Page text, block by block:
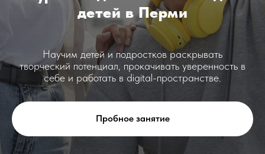
детей в Перми
Научим детей и подростков раскрывать
творческий потенциал, прокачивать уверенность в
себе и работать в digital-пространстве.
Пробное занятие